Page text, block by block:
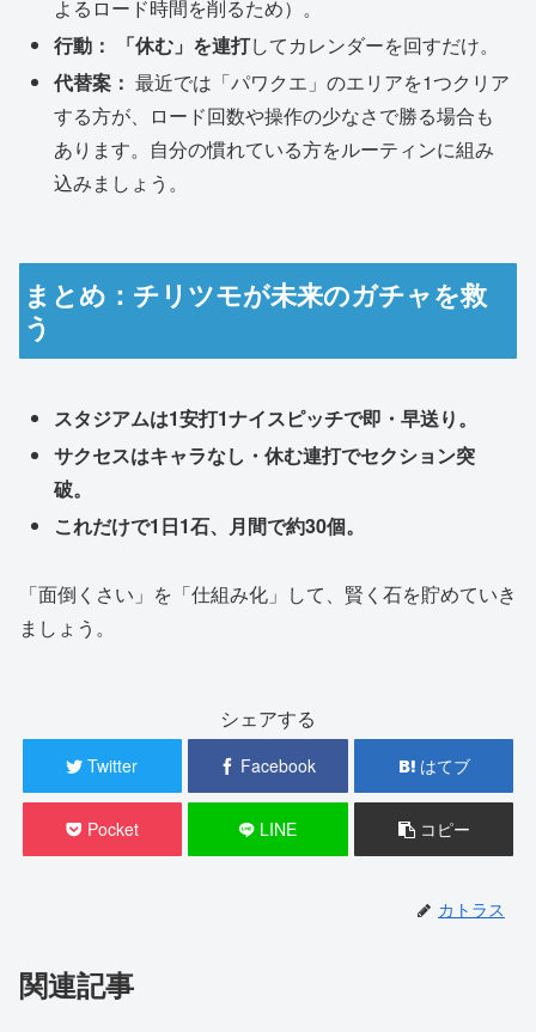
よるロード時間を削るため）。
行動：
「休む」を連打してカレンダーを回すだけ。
代替案： 最近では「パワクエ」のエリアを1つクリア
する方が、ロード回数や操作の少なさで勝る場合も
あります。自分の慣れている方をルーティンに組み
込みましょう。
まとめ：チリツモが未来のガチャを救
う
スタジアムは1安打1ナイスピッチで即・早送り。
サクセスはキャラなし・休む連打でセクション突
破。
これだけで1日1石、月間で約30個。
「面倒くさい」を「仕組み化」して、賢く石を貯めていき
ましょう。
シェアする
Twitter Facebook はてブ
Pocket LINE コピー
カトラス
関連記事